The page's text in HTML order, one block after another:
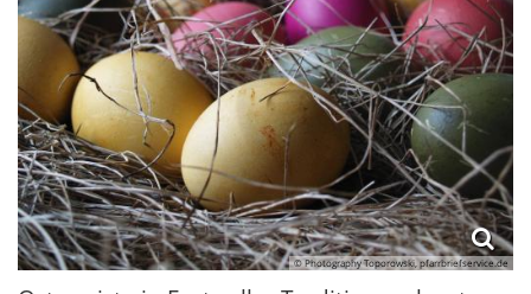
© Photography Toporowski, pfarrbriefservice.de